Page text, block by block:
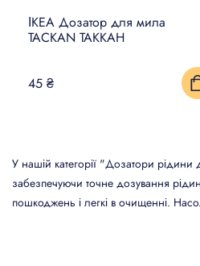
ІКЕА Дозатор для мила
TACKAN ТАККАН
45 ₴
У нашій категорії "Дозатори рідини
забезпечуючи точне дозування
пошкоджень і легкі в очищенні.